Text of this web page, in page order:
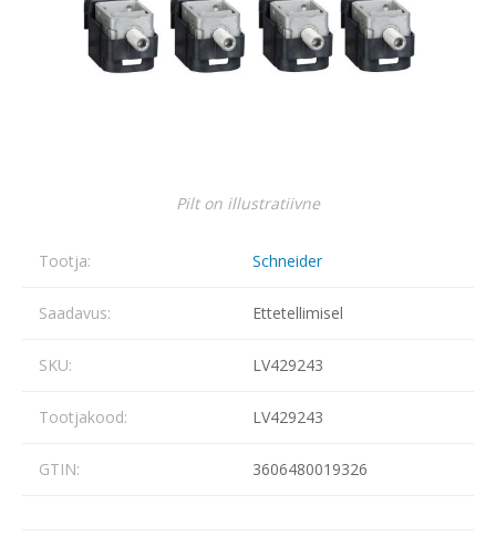
Pilt on illustratiivne
Tootja: Schneider
Saadavus: Ettetellimisel
SKU: LV429243
Tootjakood: LV429243
GTIN: 3606480019326